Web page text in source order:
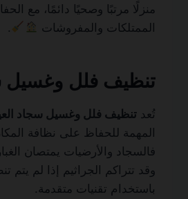
منزلًا مرتبًا وصحيًا دائمًا، مع
الممتلكات والمفروشات
.
تنظيف فلل وغسيل
تُعد تنظيف فلل وغسيل سجاد
المهمة للحفاظ على نظافة
فالسجاد والأرضيات يمتصان
وقد تتراكم الجراثيم إذا لم يتم
باستخدام تقنيات متقدمة.